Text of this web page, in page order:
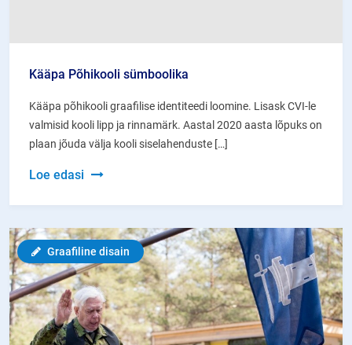
Kääpa Põhikooli sümboolika
Kääpa põhikooli graafilise identiteedi loomine. Lisask CVI-le
valmisid kooli lipp ja rinnamärk. Aastal 2020 aasta lõpuks on
plaan jõuda välja kooli siselahenduste […]
Loe edasi
Kääpa
Graafiline disain